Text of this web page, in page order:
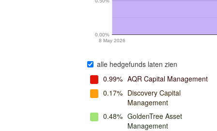
8 May 2026
0.00%
alle hedgefunds laten zien
0.99% AQR Capital Management
0.17% Discovery Capital
Management
0.48% GoldenTree Asset
Management